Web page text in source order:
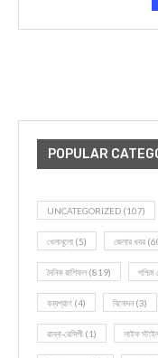
POPULAR
UNCATEGORIZED (107)
খেলাধূলো (5) জেলার খবর
দৈনিক রাশিফল (819) পশ্চিম
বন্যপ্রাণ (4) বিনোদন(3)
রান্না-রেসিপী (1) লাইফ